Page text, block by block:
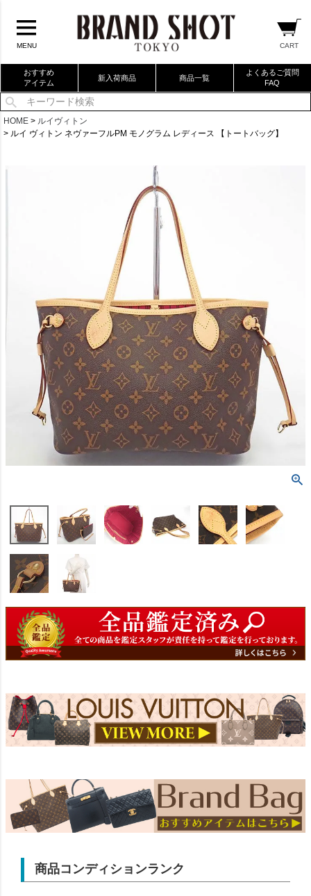
MENU CART
おすすめ
アイテム
新入荷商品 商品一覧
よくあるご質問
FAQ
当店厳選ブランドバック
ブランドリングコレクション
HOME
ルイヴィトン
ルイ ヴィトン ネヴァーフルPM モノグラム レディース 【トートバッグ】
商品コンディションランク